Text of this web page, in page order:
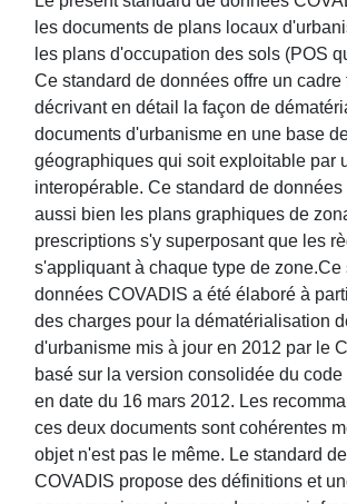
les documents de plans locaux
les plans d'occupation des sols (POS
Ce standard de données offre un cadre
décrivant en détail la façon de
documents d'urbanisme en une base
géographiques qui soit exploitable par
interopérable. Ce standard de
aussi bien les plans graphiques de
prescriptions s'y superposant que les
s'appliquant à chaque type de zone.Ce
données COVADIS a été élaboré à
des charges pour la dématérialisation
d'urbanisme mis à jour en 2012 par le
basé sur la version consolidée du
en date du 16 mars 2012. Les
ces deux documents sont cohérentes
objet n'est pas le même. Le standard
COVADIS propose des définitions et